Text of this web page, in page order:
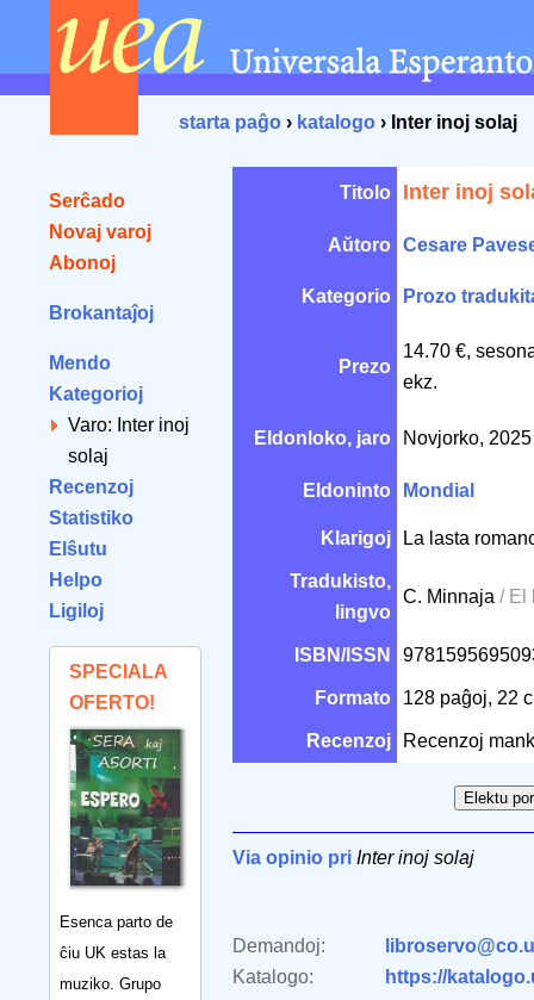
starta paĝo › katalogo › Inter inoj solaj
Serĉado
Novaj varoj
Abonoj
Brokantaĵoj
Mendo
Kategorioj
Varo: Inter inoj
solaj
Recenzoj
Statistiko
Elŝutu
Helpo
Ligiloj
SPECIALA
OFERTO!
Esenca parto de
ĉiu UK estas la
muziko. Grupo
Titolo Inter inoj
Aŭtoro Cesare
Kategorio Prozo
Prezo
14.70 €,
ekz.
Eldonloko, jaro Novjorko,
Eldoninto Mondial
Klarigoj La lasta
Tradukisto,
lingvo
C. Minnaja / El
ISBN/ISSN
Formato 128 paĝoj, 22
Recenzoj Recenzoj
Via opinio pri Inter inoj solaj
Demandoj:
Katalogo:
https://